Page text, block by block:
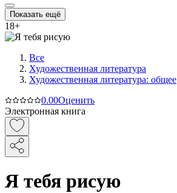
Показать ещё
18+
Все
Художественная литература
Художественная литература: общее
0.00Оценить
Электронная книга
Я тебя рисую